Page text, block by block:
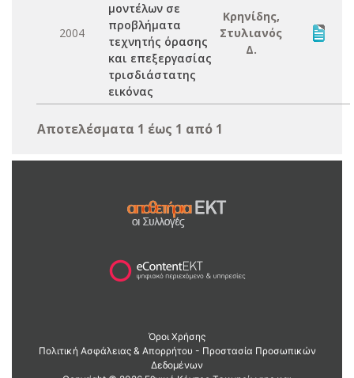
2004
μοντέλων σε
προβλήματα
τεχνητής όρασης
και επεξεργασίας
τρισδιάστατης
εικόνας
Κρηνίδης,
Στυλιανός
Δ.
Αποτελέσματα 1 έως 1 από 1